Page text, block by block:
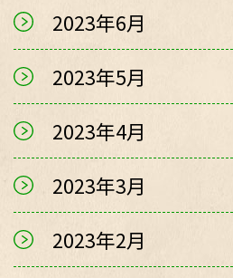
2023年6月
2023年5月
2023年4月
2023年3月
2023年2月